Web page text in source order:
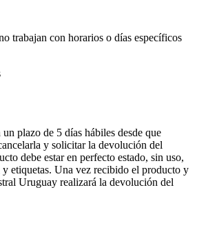
trabajan con horarios o días específicos
plazo de 5 días hábiles desde que
y solicitar la devolución del
debe estar en perfecto estado, sin uso,
etiquetas. Una vez recibido el producto y
Uruguay realizará la devolución del